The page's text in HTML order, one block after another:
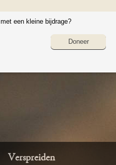
met een kleine bijdrage?
Doneer
Verspreiden